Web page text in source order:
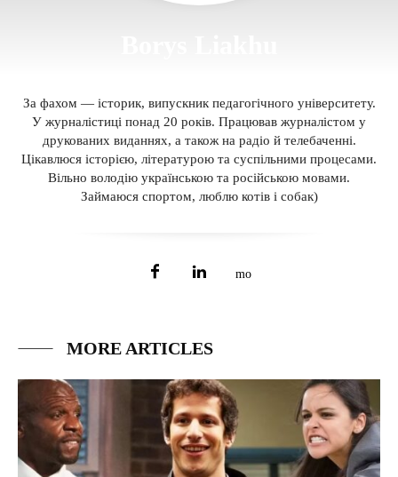
За фахом — історик, випускник педагогічного університету.
У журналістиці понад 20 років. Працював журналістом у
друкованих виданнях, а також на радіо й телебаченні.
Цікавлюся історією, літературою та суспільними процесами.
Вільно володію українською та російською мовами.
Займаюся спортом, люблю котів і собак)
MORE ARTICLES